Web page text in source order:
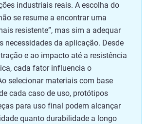
industriais reais. A escolha do
se resume a encontrar uma
resistente”, mas sim a adequar
necessidades da aplicação. Desde
e ao impacto até a resistência
cada fator influencia o
selecionar materiais com base
cada caso de uso, protótipos
para uso final podem alcançar
quanto durabilidade a longo